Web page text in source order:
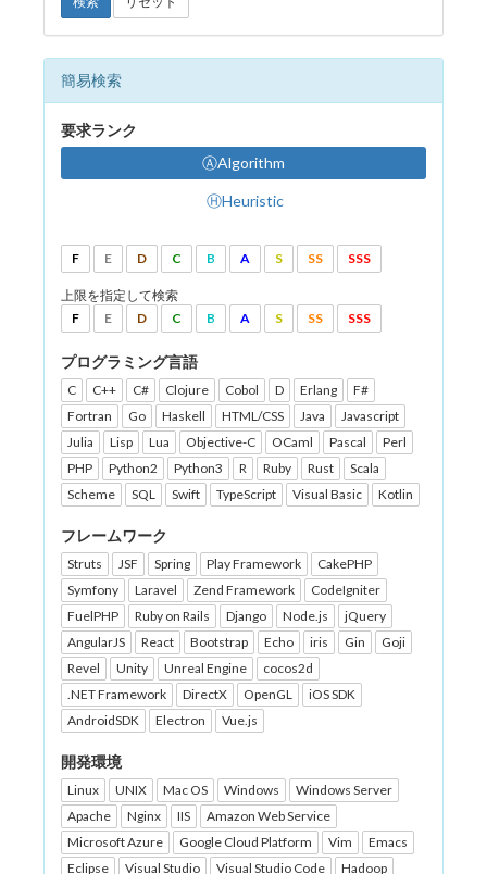
簡易検索
要求ランク
ⒶAlgorithm
ⒽHeuristic
F E D C B A S SS SSS
上限を指定して検索
F
E D C B A S SS SSS
プログラミング言語
C C++ C# Clojure Cobol D Erlang
F#
Fortran
Go Haskell HTML/CSS Java
Javascript
Julia
Lisp Lua Objective-C OCaml Pascal
Perl
PHP
Python2 Python3 R Ruby Rust
Scala
Scheme
SQL Swift TypeScript Visual Basic Kotlin
フレームワーク
Struts JSF Spring Play Framework
CakePHP
Symfony
Laravel Zend Framework
CodeIgniter
FuelPHP
Ruby on Rails Django Node.js
jQuery
AngularJS
React Bootstrap Echo iris Gin
Goji
Revel
Unity Unreal Engine
cocos2d
.NET Framework
DirectX OpenGL
iOS SDK
AndroidSDK
Electron Vue.js
開発環境
Linux UNIX Mac OS Windows
Windows Server
Apache
Nginx IIS
Amazon Web Service
Microsoft Azure
Google Cloud Platform Vim
Emacs
Eclipse
Visual Studio Visual Studio Code
Hadoop